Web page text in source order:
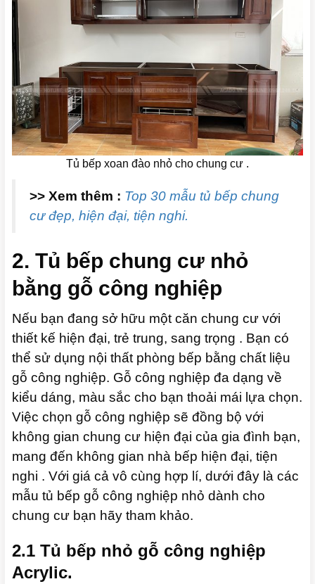
Tủ bếp xoan đào nhỏ cho chung cư .
>> Xem thêm : Top 30 mẫu tủ bếp chung
cư đẹp, hiện đại, tiện nghi.
2. Tủ bếp chung cư nhỏ
bằng gỗ công nghiệp
Nếu bạn đang sở hữu một căn chung cư với
thiết kế hiện đại, trẻ trung, sang trọng . Bạn có
thể sử dụng nội thất phòng bếp bằng chất liệu
gỗ công nghiệp. Gỗ công nghiệp đa dạng về
kiểu dáng, màu sắc cho bạn thoải mái lựa chọn.
Việc chọn gỗ công nghiệp sẽ đồng bộ với
không gian chung cư hiện đại của gia đình bạn,
mang đến không gian nhà bếp hiện đại, tiện
nghi . Với giá cả vô cùng hợp lí, dưới đây là các
mẫu tủ bếp gỗ công nghiệp nhỏ dành cho
chung cư bạn hãy tham khảo.
2.1 Tủ bếp nhỏ gỗ công nghiệp
Acrylic.